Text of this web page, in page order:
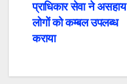
प्राधिकार सेवा ने असहाय
लोगों को कम्बल उपलब्ध
कराया